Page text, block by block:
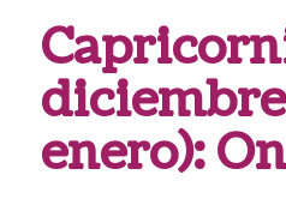
enero):